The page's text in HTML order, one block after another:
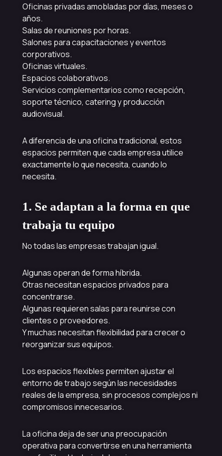
Oficinas privadas amobladas por días, meses o
años.
Salas de reuniones por horas.
Salones para capacitaciones y eventos
corporativos.
Oficinas virtuales.
Espacios colaborativos.
Servicios complementarios como recepción,
soporte técnico, catering y producción
audiovisual.
A diferencia de una oficina tradicional, estos
espacios permiten que cada empresa utilice
exactamente lo que necesita, cuando lo
necesita.
1. Se adaptan a la forma en que
trabaja tu equipo
No todas las empresas trabajan igual.
Algunas operan de forma híbrida.
Otras necesitan espacios privados para
concentrarse.
Algunas requieren salas para reunirse con
clientes o proveedores.
Y muchas necesitan flexibilidad para crecer o
reorganizar sus equipos.
Los espacios flexibles permiten ajustar el
entorno de trabajo según las necesidades
reales de la empresa, sin procesos complejos ni
compromisos innecesarios.
La oficina deja de ser una preocupación
operativa para convertirse en una herramienta